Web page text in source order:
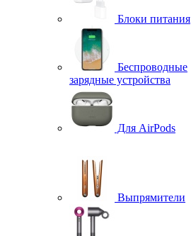
Блоки питания
Беспроводные
зарядные устройства
Для AirPods
Выпрямители